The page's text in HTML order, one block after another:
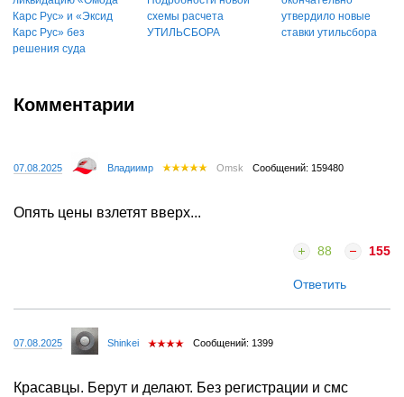
Карс Рус» и «Эксид
Карс Рус» без
решения суда
схемы расчета
УТИЛЬСБОРА
утвердило новые
ставки утильсбора
Комментарии
07.08.2025 Владиимр Omsk Сообщений: 159480
Опять цены взлетят вверх...
88 155
Ответить
07.08.2025 Shinkei Сообщений: 1399
Красавцы. Берут и делают. Без регистрации и смс